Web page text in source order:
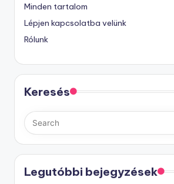
Minden tartalom
Lépjen kapcsolatba velünk
Rólunk
Keresés
Legutóbbi bejegyzések